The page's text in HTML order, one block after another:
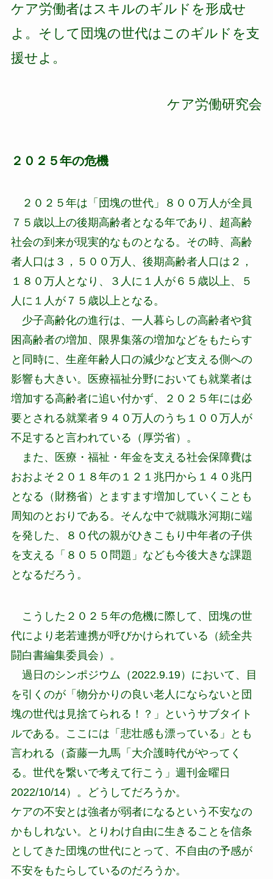
ケア労働者はスキルのギルドを形成せ
よ。そして団塊の世代はこのギルドを支
援せよ。
ケア労働研究会
２０２５年の危機
２０２５年は「団塊の世代」８００万人が全員
７５歳以上の後期高齢者となる年であり、超高齢
社会の到来が現実的なものとなる。その時、高齢
者人口は３，５００万人、後期高齢者人口は２，
１８０万人となり、３人に１人が６５歳以上、５
人に１人が７５歳以上となる。
少子高齢化の進行は、一人暮らしの高齢者や貧
困高齢者の増加、限界集落の増加などをもたらす
と同時に、生産年齢人口の減少など支える側への
影響も大きい。医療福祉分野においても就業者は
増加する高齢者に追い付かず、２０２５年には必
要とされる就業者９４０万人のうち１００万人が
不足すると言われている（厚労省）。
また、医療・福祉・年金を支える社会保障費は
おおよそ２０１８年の１２１兆円から１４０兆円
となる（財務省）とますます増加していくことも
周知のとおりである。そんな中で就職氷河期に端
を発した、８０代の親がひきこもり中年者の子供
を支える「８０５０問題」なども今後大きな課題
となるだろう。
こうした２０２５年の危機に際して、団塊の世
代により老若連携が呼びかけられている（続全共
闘白書編集委員会）。
過日のシンポジウム（2022.9.19）において、目
を引くのが「物分かりの良い老人にならないと団
塊の世代は見捨てられる！？」というサブタイト
ルである。ここには「悲壮感も漂っている」とも
言われる（斎藤一九馬「大介護時代がやってく
る。世代を繋いで考えて行こう」週刊金曜日
2022/10/14）。どうしてだろうか。
ケアの不安とは強者が弱者になるという不安なの
かもしれない。とりわけ自由に生きることを信条
としてきた団塊の世代にとって、不自由の予感が
不安をもたらしているのだろうか。